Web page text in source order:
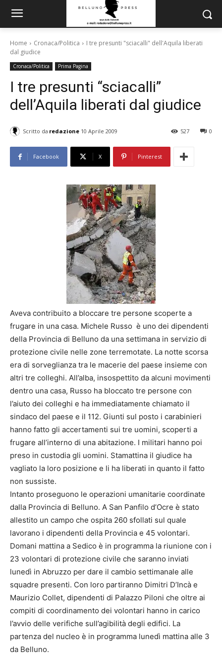
Home Cronaca/Politica
I tre presunti "sciacalli" dell'Aquila liberati
dal giudice
Cronaca/Politica Prima Pagina
I tre presunti “sciacalli”
dell’Aquila liberati dal giudice
Scritto da redazione 10 Aprile 2009 0
527
Facebook X Pinterest
Aveva contribuito a bloccare tre persone scoperte a
frugare in una casa. Michele Russo è uno dei dipendenti
della Provincia di Belluno da una settimana in servizio di
protezione civile nelle zone terremotate. La notte scorsa
era di sorveglianza tra le macerie del paese insieme con
altri tre colleghi. All’alba, insospettito da alcuni movimenti
dentro una casa, Russo ha bloccato tre persone con
l’aiuto dei colleghi e ha immediatamente chiamato il
sindaco del paese e il 112. Giunti sul posto i carabinieri
hanno fatto gli accertamenti sui tre uomini, scoperti a
frugare all’interno di una abitazione. I militari hanno poi
preso in custodia gli uomini. Stamattina il giudice ha
vagliato la loro posizione e li ha liberati in quanto il fatto
non sussiste.
Intanto proseguono le operazioni umanitarie coordinate
dalla Provincia di Belluno. A San Panfilo d’Ocre è stato
allestito un campo che ospita 260 sfollati sul quale
lavorano i dipendenti della Provincia e 45 volontari.
Domani mattina a Sedico è in programma la riunione con i
23 volontari di protezione civile che saranno inviati
lunedì in Abruzzo per dare il cambio settimanale alle
squadre presenti. Con loro partiranno Dimitri D’Incà e
Maurizio Collet, dipendenti di Palazzo Piloni che oltre ai
compiti di coordinamento dei volontari hanno in carico
l’avvio delle verifiche sull’agibilità degli edifici. La
partenza del nucleo è in programma lunedì mattina alle 3
da Belluno.